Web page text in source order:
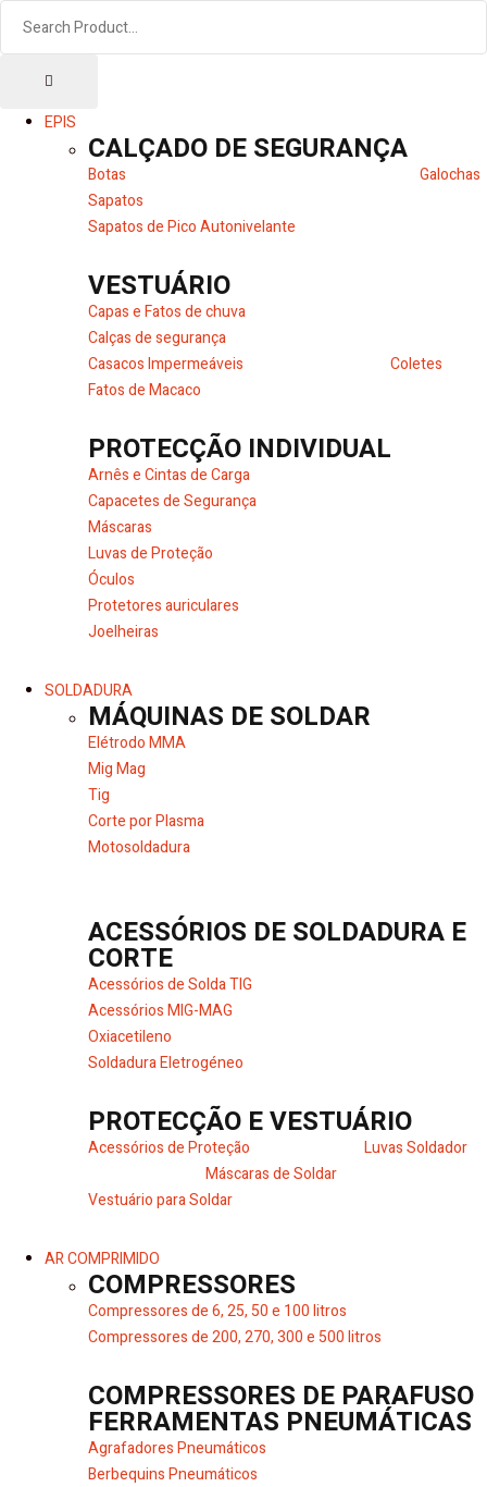
EPIS
CALÇADO DE SEGURANÇA
Botas
Galochas
Sapatos
Sapatos de Pico Autonivelante
VESTUÁRIO
Capas e Fatos de chuva
Calças de segurança
Casacos Impermeáveis
Coletes
Fatos de Macaco
PROTECÇÃO INDIVIDUAL
Arnês e Cintas de Carga
Capacetes de Segurança
Máscaras
Luvas de Proteção
Óculos
Protetores auriculares
Joelheiras
SOLDADURA
MÁQUINAS DE SOLDAR
Elétrodo MMA
Mig Mag
Tig
Corte por Plasma
Motosoldadura
ACESSÓRIOS DE SOLDADURA E
CORTE
Acessórios de Solda TIG
Acessórios MIG-MAG
Oxiacetileno
Soldadura Eletrogéneo
PROTECÇÃO E VESTUÁRIO
Acessórios de Proteção
Luvas Soldador
Máscaras de Soldar
Vestuário para Soldar
AR COMPRIMIDO
COMPRESSORES
Compressores de 6, 25, 50 e 100 litros
Compressores de 200, 270, 300 e 500 litros
COMPRESSORES DE PARAFUSO
FERRAMENTAS PNEUMÁTICAS
Agrafadores Pneumáticos
Berbequins Pneumáticos